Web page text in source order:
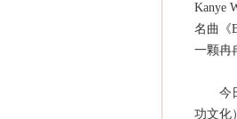
Kanye
名曲《
一颗冉
今日
功文化